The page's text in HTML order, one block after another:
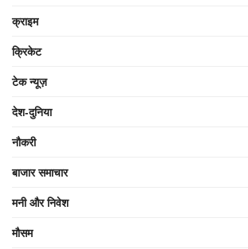
क्राइम
क्रिकेट
टेक न्यूज़
देश-दुनिया
नौकरी
बाजार समाचार
मनी और निवेश
मौसम